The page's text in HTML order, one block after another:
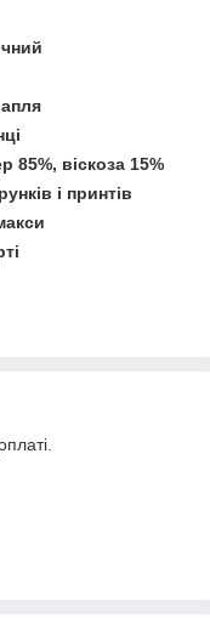
85%, віскоза 15%
і принтів